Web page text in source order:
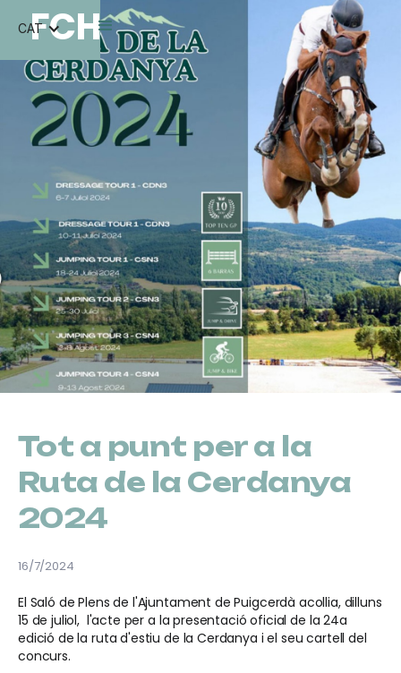
FCH
CAT
Tot a punt per a la
Ruta de la Cerdanya
2024
16/7/2024
El Saló de Plens de l'Ajuntament de Puigcerdà acollia, dilluns
15 de juliol, l'acte per a la presentació oficial de la 24a
edició de la ruta d'estiu de la Cerdanya i el seu cartell del
concurs.